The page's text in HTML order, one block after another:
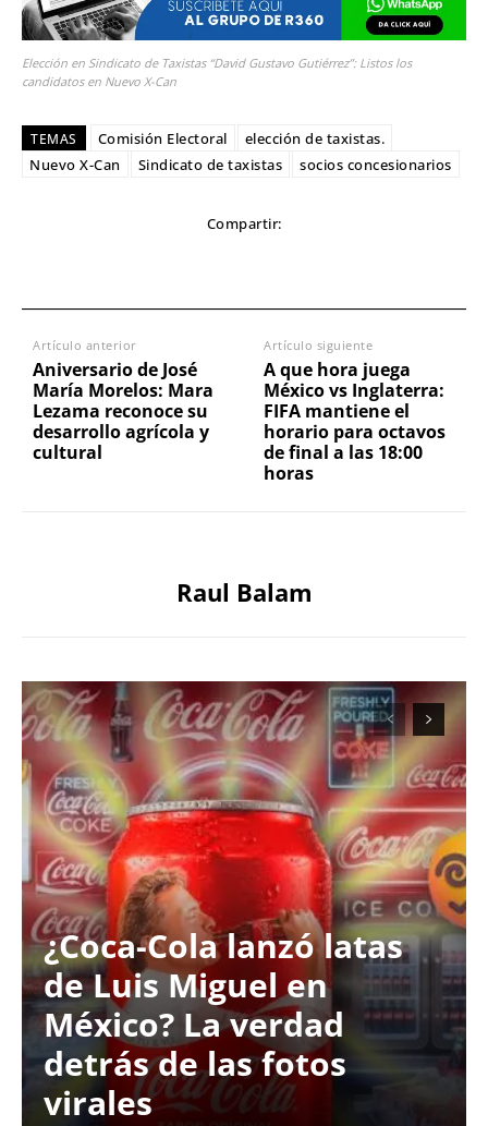
Elección en Sindicato de Taxistas “David Gustavo Gutiérrez”: Listos los
candidatos en Nuevo X-Can
TEMAS Comisión Electoral
elección de taxistas.
Nuevo X-Can
Sindicato de taxistas socios concesionarios
Compartir:
Artículo anterior
Aniversario de José
María Morelos: Mara
Lezama reconoce su
desarrollo agrícola y
cultural
Artículo siguiente
A que hora juega
México vs Inglaterra:
FIFA mantiene el
horario para octavos
de final a las 18:00
horas
Raul Balam
¿Coca-Cola lanzó latas
de Luis Miguel en
México? La verdad
detrás de las fotos
virales